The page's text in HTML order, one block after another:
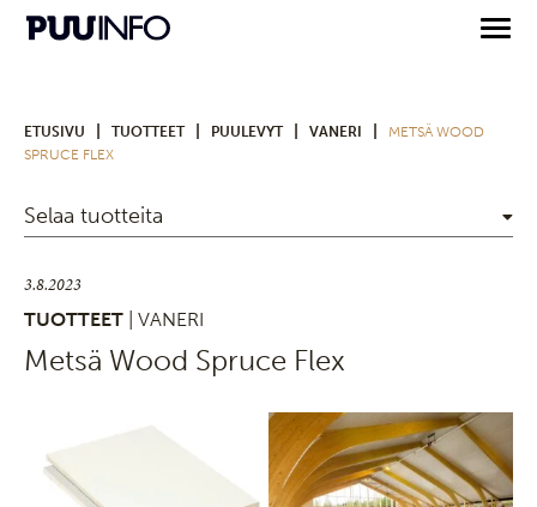
ETUSIVU TUOTTEET PUULEVYT VANERI
METSÄ WOOD
SPRUCE FLEX
Selaa tuotteita
3.8.2023
TUOTTEET
| VANERI
Metsä Wood Spruce Flex